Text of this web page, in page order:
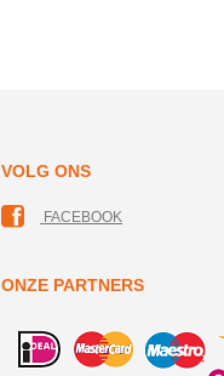
VOLG ONS
FACEBOOK
ONZE PARTNERS